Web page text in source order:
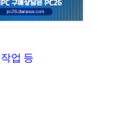
업 등